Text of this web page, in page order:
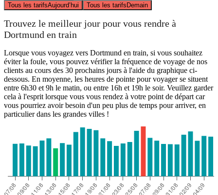
Tous les tarifsAujourd’hui Tous les tarifsDemain
Trouvez le meilleur jour pour vous rendre à
Dortmund en train
Lorsque vous voyagez vers Dortmund en train, si vous souhaitez
éviter la foule, vous pouvez vérifier la fréquence de voyage de nos
clients au cours des 30 prochains jours à l'aide du graphique ci-
dessous. En moyenne, les heures de pointe pour voyager se situent
entre 6h30 et 9h le matin, ou entre 16h et 19h le soir. Veuillez garder
cela à l'esprit lorsque vous vous rendez à votre point de départ car
vous pourriez avoir besoin d'un peu plus de temps pour arriver, en
particulier dans les grandes villes !